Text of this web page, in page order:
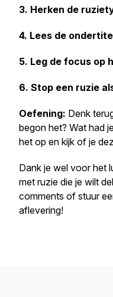
3. Herken de
4. Lees de
5. Leg de focus op
6. Stop een ruzie
Oefening: Denk
begon het? Wat had
het op en kijk of je
Dank je wel voor het
met ruzie die je wilt
comments of stuur
aflevering!